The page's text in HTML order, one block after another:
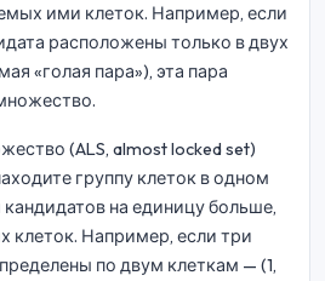
ими клеток. Например, если
расположены только в двух
«голая пара»), эта пара
(ALS, almost locked set)
группу клеток в одном
на единицу больше,
клеток. Например, если три
по двум клеткам — (1,